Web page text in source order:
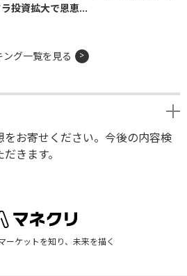
投資拡大で恩恵...
ング一覧を見る
をお寄せください。今後の内容検
きます。
ーケットを知り、未来を描く